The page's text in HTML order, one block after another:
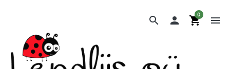
search  shopping_cart
0 menu